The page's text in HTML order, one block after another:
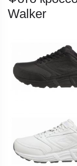
Walker